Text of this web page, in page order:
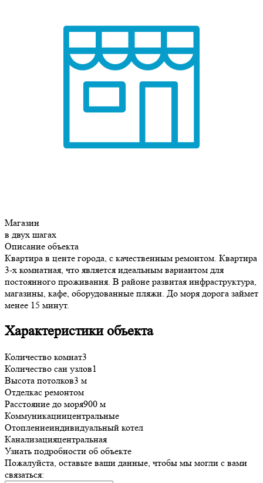
Магазин
в двух шагах
Описание объекта
Квартира в центе города, с качественным ремонтом. Квартира
3-х комнатная, что является идеальным вариантом для
постоянного проживания. В районе развитая инфраструктура,
магазины, кафе, оборудованные пляжи. До моря дорога займет
менее 15 минут.
Характеристики объекта
Количество комнат3
Количество сан узлов1
Высота потолков3 м
Отделкас ремонтом
Расстояние до моря900 м
Коммуникациицентральные
Отоплениеиндивидуальный котел
Канализацияцентральная
Узнать подробности об объекте
Пожалуйста, оставьте ваши данные, чтобы мы могли с вами
связаться: